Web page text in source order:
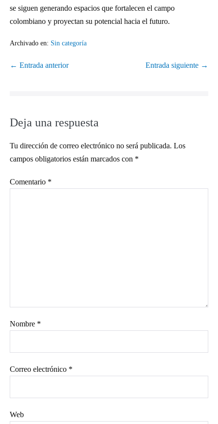
se siguen generando espacios que fortalecen el campo
colombiano y proyectan su potencial hacia el futuro.
Archivado en: Sin categoría
← Entrada anterior Entrada siguiente →
Deja una respuesta
Tu dirección de correo electrónico no será publicada. Los
campos obligatorios están marcados con *
Comentario *
Nombre *
Correo electrónico *
Web